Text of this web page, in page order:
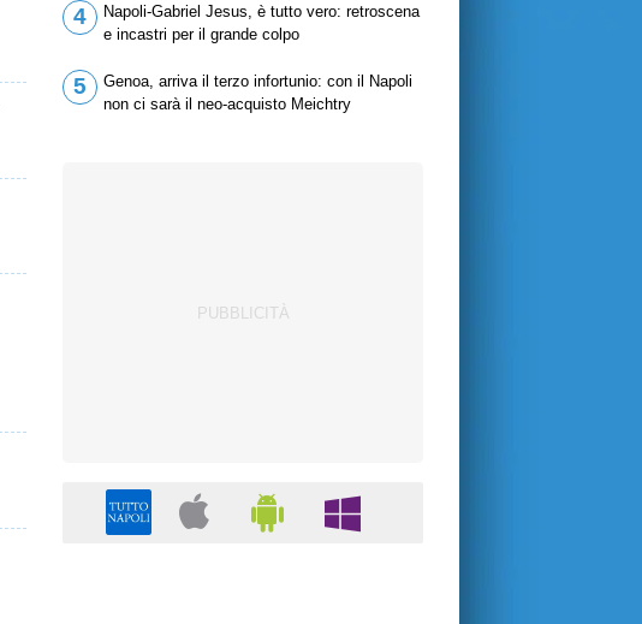
4
Napoli-Gabriel Jesus, è tutto vero: retroscena
e incastri per il grande colpo
5
Genoa, arriva il terzo infortunio: con il Napoli
non ci sarà il neo-acquisto Meichtry